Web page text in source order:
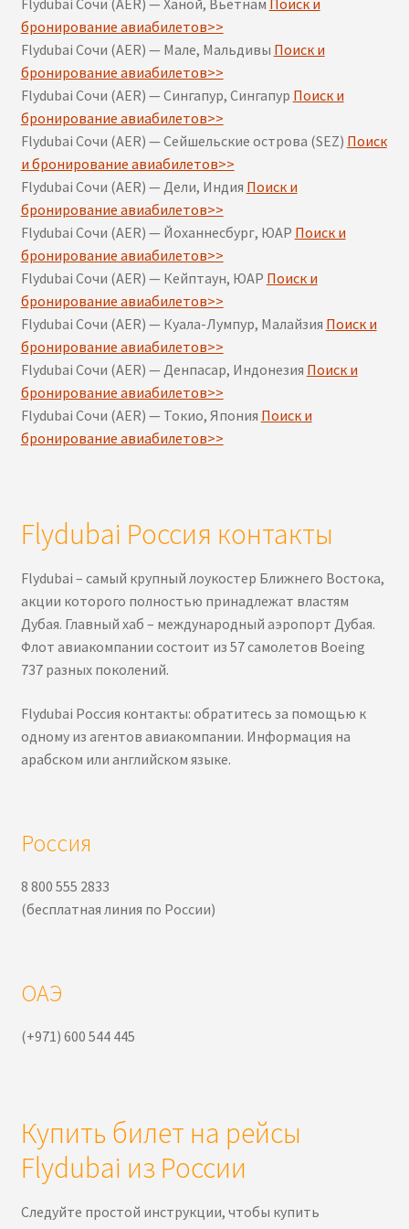
бронирование авиабилетов>>
Flydubai Сочи (AER) — Мале, Мальдивы Поиск и
бронирование авиабилетов>>
Flydubai Сочи (AER) — Сингапур, Сингапур Поиск и
бронирование авиабилетов>>
Flydubai Сочи (AER) — Сейшельские острова (SEZ) Поиск
и бронирование авиабилетов>>
Flydubai Сочи (AER) — Дели, Индия Поиск и
бронирование авиабилетов>>
Flydubai Сочи (AER) — Йоханнесбург, ЮАР Поиск и
бронирование авиабилетов>>
Flydubai Сочи (AER) — Кейптаун, ЮАР Поиск и
бронирование авиабилетов>>
Flydubai Сочи (AER) — Куала-Лумпур, Малайзия Поиск и
бронирование авиабилетов>>
Flydubai Сочи (AER) — Денпасар, Индонезия Поиск и
бронирование авиабилетов>>
Flydubai Сочи (AER) — Токио, Япония Поиск и
бронирование авиабилетов>>
Flydubai Россия контакты
Flydubai – самый крупный лоукостер Ближнего Востока,
акции которого полностью принадлежат властям
Дубая. Главный хаб – международный аэропорт Дубая.
Флот авиакомпании состоит из 57 самолетов Boeing
737 разных поколений.
Flydubai Россия контакты: обратитесь за помощью к
одному из агентов авиакомпании. Информация на
арабском или английском языке.
Россия
8 800 555 2833
(бесплатная линия по России)
ОАЭ
(+971) 600 544 445
Купить билет на рейсы
Flydubai из России
Следуйте простой инструкции, чтобы купить